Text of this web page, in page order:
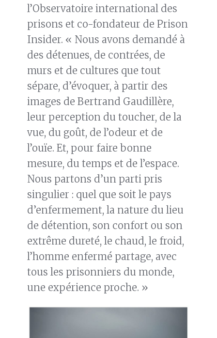
l’Observatoire international des
prisons et co-fondateur de Prison
Insider. « Nous avons demandé à
des détenues, de contrées, de
murs et de cultures que tout
sépare, d’évoquer, à partir des
images de Bertrand Gaudillère,
leur perception du toucher, de la
vue, du goût, de l’odeur et de
l’ouïe. Et, pour faire bonne
mesure, du temps et de l’espace.
Nous partons d’un parti pris
singulier : quel que soit le pays
d’enfermement, la nature du lieu
de détention, son confort ou son
extrême dureté, le chaud, le froid,
l’homme enfermé partage, avec
tous les prisonniers du monde,
une expérience proche. »